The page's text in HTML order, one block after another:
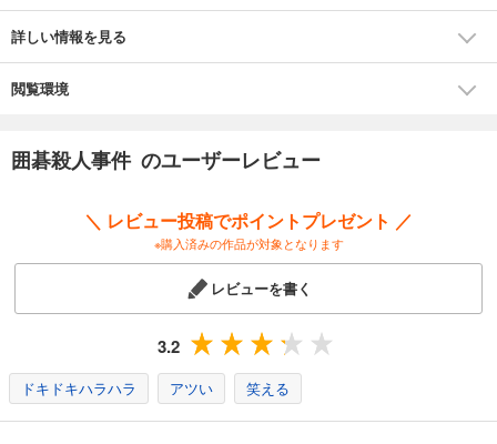
詳しい情報を見る
閲覧環境
囲碁殺人事件 のユーザーレビュー
＼ レビュー投稿でポイントプレゼント ／
※購入済みの作品が対象となります
レビューを書く
3.2
ドキドキハラハラ アツい 笑える